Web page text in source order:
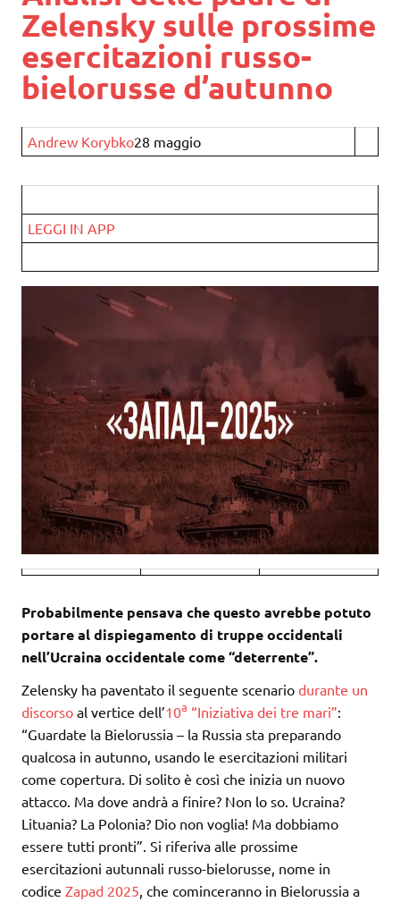
Zelensky sulle prossime
esercitazioni russo-
bielorusse d’autunno
Andrew Korybko28 maggio
LEGGI IN APP
Probabilmente pensava che questo avrebbe potuto
portare al dispiegamento di truppe occidentali
nell’Ucraina occidentale come “deterrente”.
Zelensky ha paventato il seguente scenario durante un
discorso al vertice dell’10a “Iniziativa dei tre mari”:
“Guardate la Bielorussia – la Russia sta preparando
qualcosa in autunno, usando le esercitazioni militari
come copertura. Di solito è così che inizia un nuovo
attacco. Ma dove andrà a finire? Non lo so. Ucraina?
Lituania? La Polonia? Dio non voglia! Ma dobbiamo
essere tutti pronti”. Si riferiva alle prossime
esercitazioni autunnali russo-bielorusse, nome in
codice Zapad 2025 , che cominceranno in Bielorussia a